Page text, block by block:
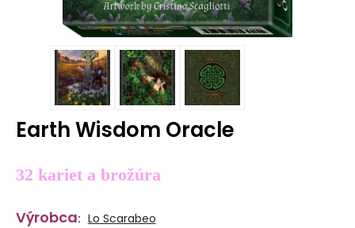
Earth Wisdom Oracle
32 kariet a brožúra
Výrobca: Lo Scarabeo